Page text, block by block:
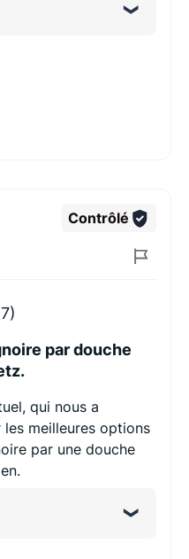
Contrôlé
par douche
qui nous a
meilleures options
par une douche